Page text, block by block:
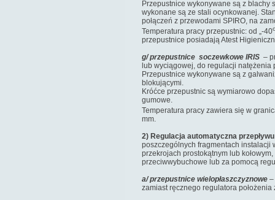
Przepustnice wykonywane są z
wykonane są ze stali ocynkowanej.
połączeń z przewodami SPIRO, na
Temperatura pracy przepustnic: od „-40
przepustnice posiadają Atest
g/ przepustnice soczewkowe IRIS –
lub wyciągowej, do regulacji natężenia
Przepustnice wykonywane są z
blokującymi.
Króćce przepustnic są wymiarowo
gumowe.
Temperatura pracy zawiera się w
mm.
2) Regulacja automatyczna
poszczególnych fragmentach instalacji
przekrojach prostokątnym lub
przeciwwybuchowe lub za pomocą
a/ przepustnice wielopłaszczyznowe –
zamiast ręcznego regulatora